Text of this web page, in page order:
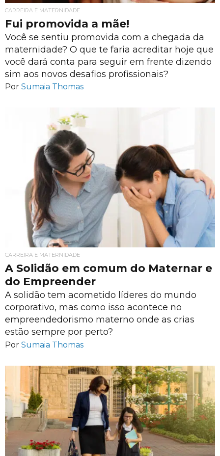
CARREIRA E MATERNIDADE
Fui promovida a mãe!
Você se sentiu promovida com a chegada da
maternidade? O que te faria acreditar hoje que
você dará conta para seguir em frente dizendo
sim aos novos desafios profissionais?
Por Sumaia Thomas
CARREIRA E MATERNIDADE
A Solidão em comum do Maternar e
do Empreender
A solidão tem acometido líderes do mundo
corporativo, mas como isso acontece no
empreendedorismo materno onde as crias
estão sempre por perto?
Por Sumaia Thomas